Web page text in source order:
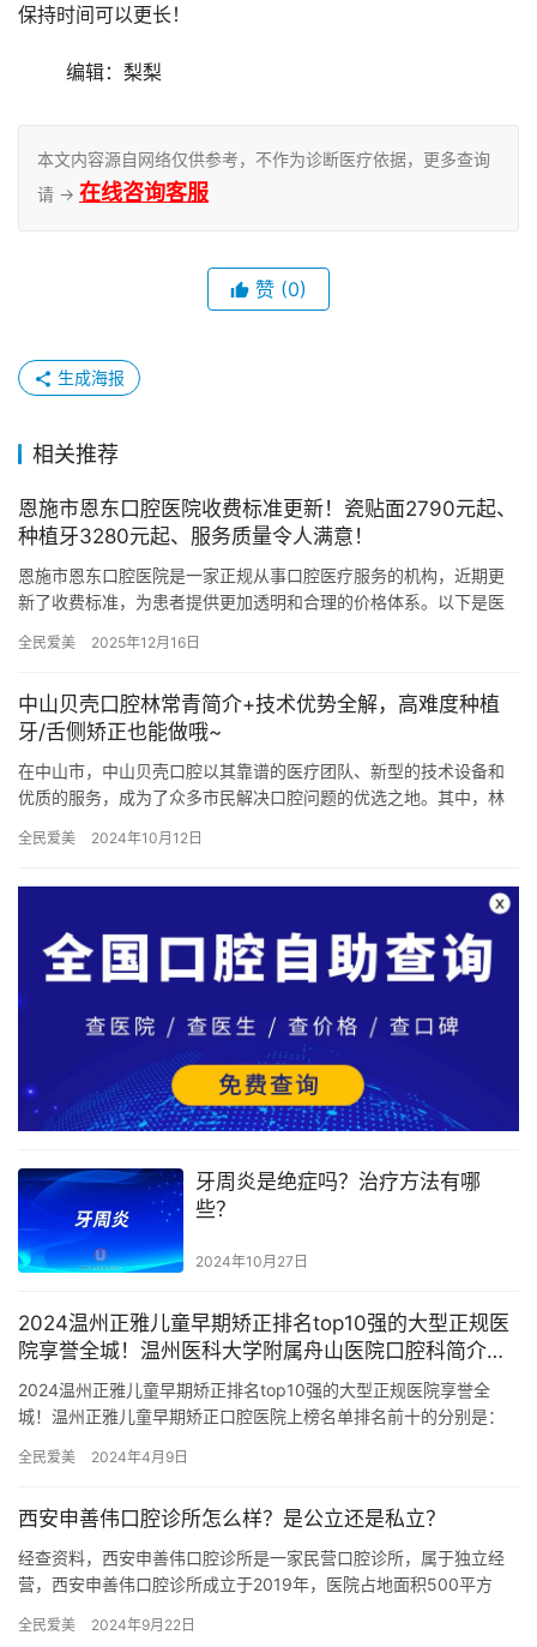
保持时间可以更长！
	编辑：梨梨
本文内容源自网络仅供参考，不作为诊断医疗依据，更多查询
请 → 在线咨询客服
赞 (0)
生成海报
相关推荐
恩施市恩东口腔医院收费标准更新！瓷贴面2790元起、
种植牙3280元起、服务质量令人满意！
恩施市恩东口腔医院是一家正规从事口腔医疗服务的机构，近期更
新了收费标准，为患者提供更加透明和合理的价格体系。以下是医
全民爱美 2025年12月16日
中山贝壳口腔林常青简介+技术优势全解，高难度种植
牙/舌侧矫正也能做哦~
在中山市，中山贝壳口腔以其靠谱的医疗团队、新型的技术设备和
优质的服务，成为了众多市民解决口腔问题的优选之地。其中，林
术，赢得…
全民爱美 2024年10月12日
牙周炎是绝症吗？治疗方法有哪
些？
2024年10月27日
2024温州正雅儿童早期矫正排名top10强的大型正规医
院享誉全城！温州医科大学附属舟山医院口腔科简介概
述，点击查看
2024温州正雅儿童早期矫正排名top10强的大型正规医院享誉全
城！温州正雅儿童早期矫正口腔医院上榜名单排名前十的分别是：
全民爱美 2024年4月9日
西安申善伟口腔诊所怎么样？是公立还是私立？
经查资料，西安申善伟口腔诊所是一家民营口腔诊所，属于独立经
营，西安申善伟口腔诊所成立于2019年，医院占地面积500平方
植…
全民爱美 2024年9月22日